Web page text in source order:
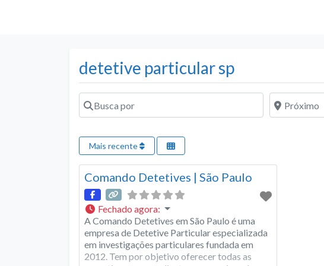
detetive particular sp
Busca por Próximo
Mais recente
Comando Detetives | São Paulo
Fechado agora:
A Comando Detetives em São Paulo é uma
empresa de Detetive Particular especializada
em investigações particulares fundada em
2012. Tem por objetivo oferecer todas as